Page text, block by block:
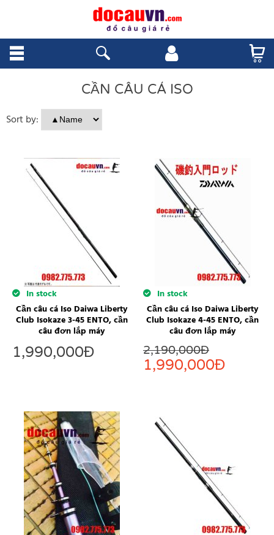
CẦN CÂU CÁ ISO
Sort by:
In stock
Cần câu cá Iso Daiwa Liberty
Club Isokaze 3-45 ENTO, cần
câu đơn lắp máy
1,990,000Đ
In stock
Cần câu cá Iso Daiwa Liberty
Club Isokaze 4-45 ENTO, cần
câu đơn lắp máy
2,190,000Đ
1,990,000Đ